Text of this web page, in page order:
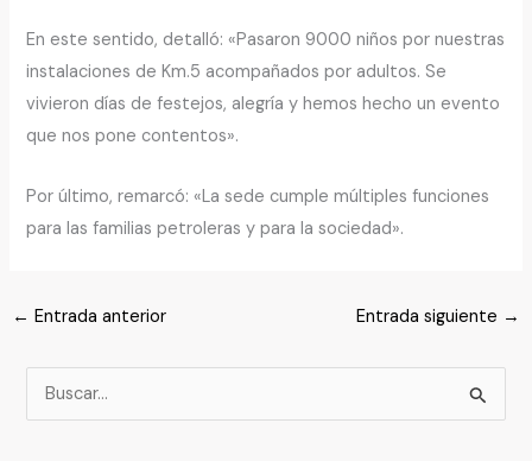
En este sentido, detalló: «Pasaron 9000 niños por nuestras
instalaciones de Km.5 acompañados por adultos. Se
vivieron días de festejos, alegría y hemos hecho un evento
que nos pone contentos».
Por último, remarcó: «La sede cumple múltiples funciones
para las familias petroleras y para la sociedad».
← Entrada anterior Entrada siguiente →
u